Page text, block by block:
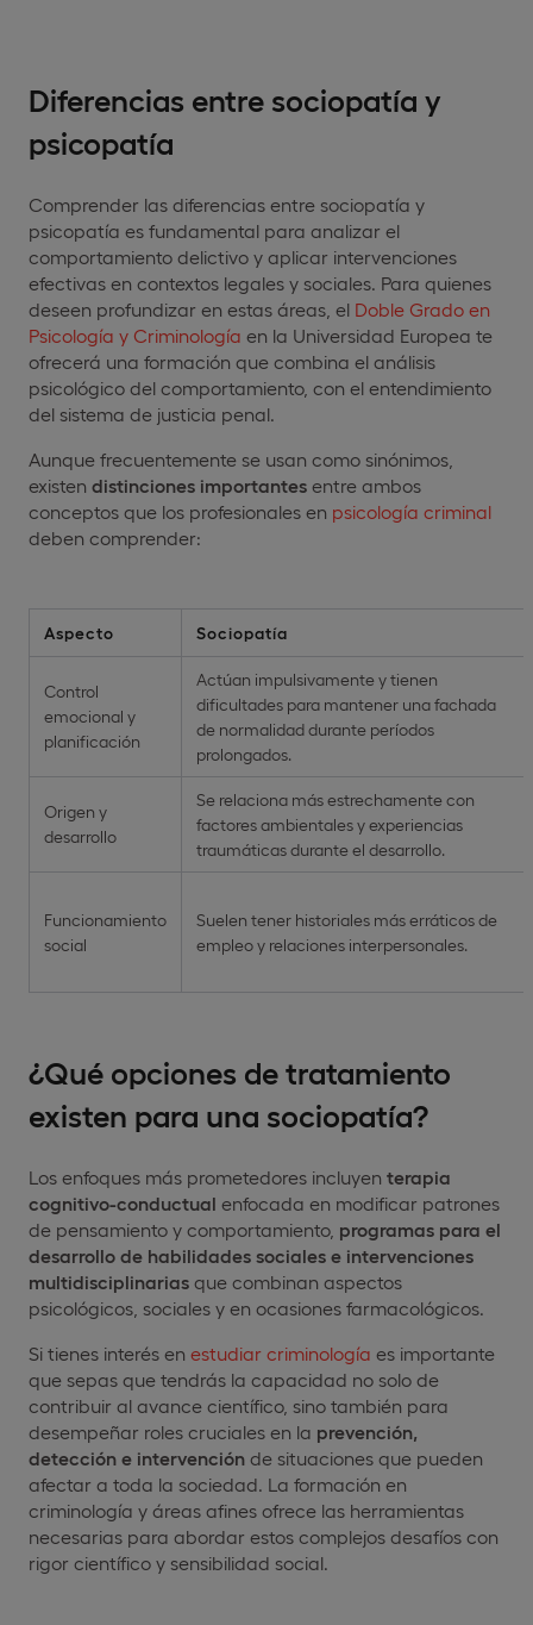
Diferencias entre sociopatía y
psicopatía
Comprender las diferencias entre sociopatía y
psicopatía es fundamental para analizar el
comportamiento delictivo y aplicar intervenciones
efectivas en contextos legales y sociales. Para quienes
deseen profundizar en estas áreas, el Doble Grado en
Psicología y Criminología en la Universidad Europea te
ofrecerá una formación que combina el análisis
psicológico del comportamiento, con el entendimiento
del sistema de justicia penal.
Aunque frecuentemente se usan como sinónimos,
existen distinciones importantes entre ambos
conceptos que los profesionales en psicología criminal
deben comprender:
Aspecto Sociopatía
Control
emocional y
planificación
Actúan impulsivamente y tienen
dificultades para mantener una fachada
de normalidad durante períodos
prolongados.
Origen y
desarrollo
Se relaciona más estrechamente con
factores ambientales y experiencias
traumáticas durante el desarrollo.
Funcionamiento
social
Suelen tener historiales más erráticos de
empleo y relaciones interpersonales.
¿Qué opciones de tratamiento
existen para una sociopatía?
Los enfoques más prometedores incluyen terapia
cognitivo-conductual enfocada en modificar patrones
de pensamiento y comportamiento, programas para el
desarrollo de habilidades sociales e intervenciones
multidisciplinarias que combinan aspectos
psicológicos, sociales y en ocasiones farmacológicos.
Si tienes interés en estudiar criminología es importante
que sepas que tendrás la capacidad no solo de
contribuir al avance científico, sino también para
desempeñar roles cruciales en la prevención,
detección e intervención de situaciones que pueden
afectar a toda la sociedad. La formación en
criminología y áreas afines ofrece las herramientas
necesarias para abordar estos complejos desafíos con
rigor científico y sensibilidad social.